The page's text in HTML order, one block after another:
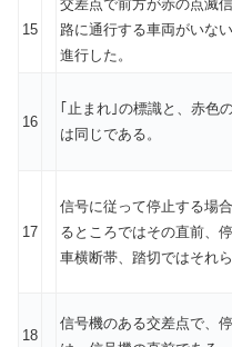
15
交差点で前方が赤の点滅
路に通行する車両がいな
進行した。
16
｢止まれ｣の標識と、赤色
は同じである。
17
信号に従って停止する場
るところではその直前、
車横断帯、踏切ではそれ
18
信号機のある交差点で、